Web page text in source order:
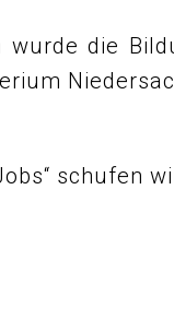
die
schufen